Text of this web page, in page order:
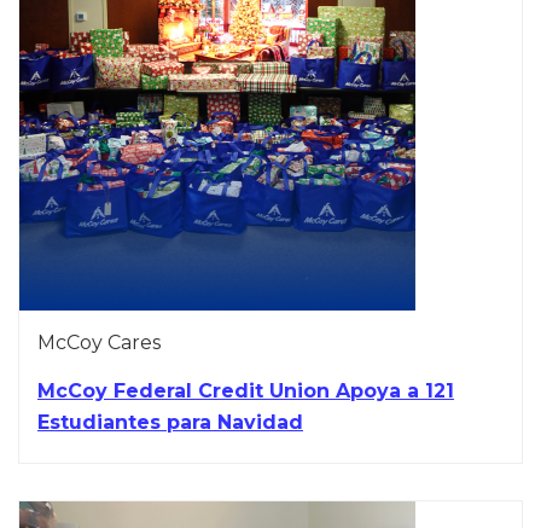
McCoy Cares
McCoy Federal Credit Union Apoya a 121
Estudiantes para Navidad